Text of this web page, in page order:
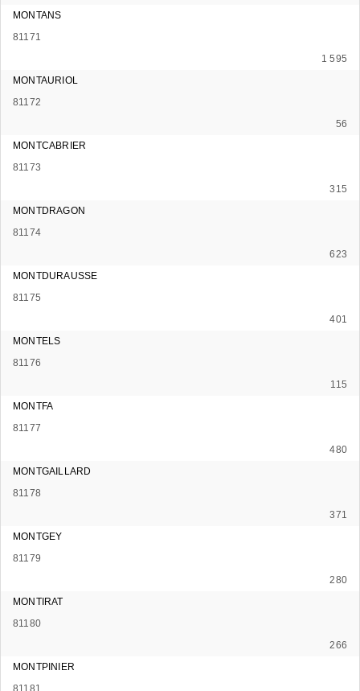
MONTANS
81171
1 595
MONTAURIOL
81172
56
MONTCABRIER
81173
315
MONTDRAGON
81174
623
MONTDURAUSSE
81175
401
MONTELS
81176
115
MONTFA
81177
480
MONTGAILLARD
81178
371
MONTGEY
81179
280
MONTIRAT
81180
266
MONTPINIER
81181